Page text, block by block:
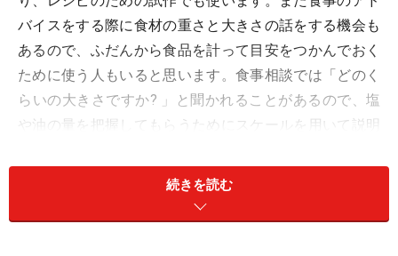
バイスをする際に食材の重さと大きさの話をする機会も
あるので、ふだんから食品を計って目安をつかんでおく
ために使う人もいると思います。食事相談では「どのく
らいの大きさですか? 」と聞かれることがあるので、塩
や油の量を把握してもらうためにスケールを用いて説明
一般の料理と違って細かく計量する場合があるので、キ
ッチンスケールは0.1gや0.5g単位で計れると便利です。
続きを読む